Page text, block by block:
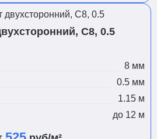
С8, 0.5
8 мм
0.5 мм
1.15 м
до 12 м